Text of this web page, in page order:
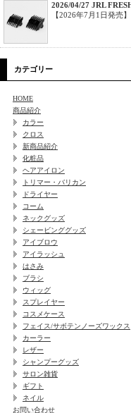
2026/04/27 JRL
【2026年7月1日発売
カテゴリー
HOME
商品紹介
カラー
クロス
新商品紹介
化粧品
ヘアアイロン
トリマー・バリカン
ドライヤー
コーム
ネックグッズ
シェービンググッズ
アイブロウ
アイラッシュ
はさみ
ブラシ
ウィッグ
スプレイヤー
コスメケース
フェイス/サボテンノーズワックス
カーラー
レザー
シャンプーグッズ
サロン雑貨
ギフト
ネイル
お問い合わせ